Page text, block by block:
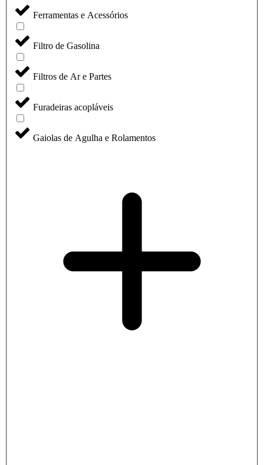
Ferramentas e Acessórios
Filtro de Gasolina
Filtros de Ar e Partes
Furadeiras acopláveis
Gaiolas de Agulha e Rolamentos